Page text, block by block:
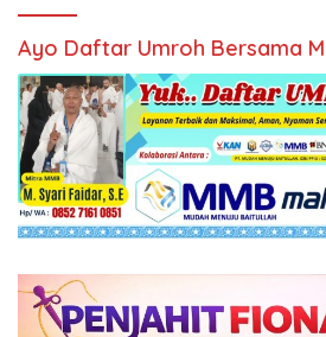
Ayo Daftar Umroh Bersama